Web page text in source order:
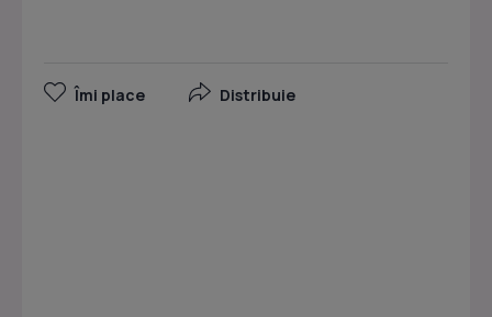
Îmi place Distribuie